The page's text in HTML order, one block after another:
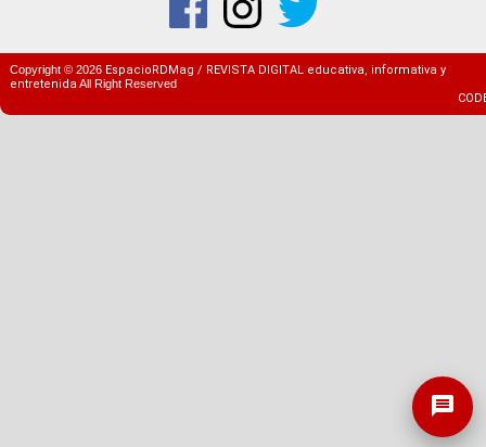
Copyright © 2026 EspacioRDMag / REVISTA DIGITAL educativa, informativa y
entretenidaAll Right Reserved
message